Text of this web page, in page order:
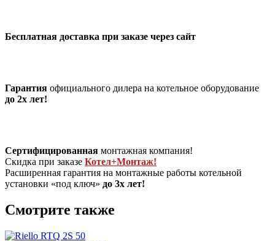
Бесплатная доставка при заказе через сайт
Гарантия официального дилера на котельное оборудование
до 2х лет!
Сертифицированная монтажная компания!
Скидка при заказе Котел+Монтаж!
Расширенная гарантия на монтажные работы котельной
установки «под ключ» до 3х лет!
Смотрите также